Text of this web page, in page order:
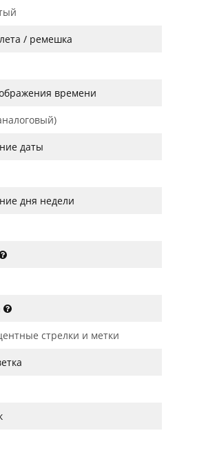
/ ремешка
времени
даты
дня недели
стрелки и метки